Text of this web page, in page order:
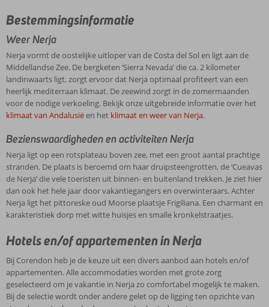
Bestemmingsinformatie
Weer Nerja
Nerja vormt de oostelijke uitloper van de Costa del Sol en ligt aan de
Middellandse Zee. De bergketen ‘Sierra Nevada’ die ca. 2 kilometer
landinwaarts ligt, zorgt ervoor dat Nerja optimaal profiteert van een
heerlijk mediterraan klimaat. De zeewind zorgt in de zomermaanden
voor de nodige verkoeling. Bekijk onze uitgebreide informatie over het
klimaat van Andalusiëen het klimaat en weer van Nerja.
Bezienswaardigheden en activiteiten Nerja
Nerja ligt op een rotsplateau boven zee, met een groot aantal prachtige
stranden. De plaats is beroemd om haar druipsteengrotten, de ‘Cueavas
de Nerja’ die vele toeristen uit binnen- en buitenland trekken. Je ziet hier
dan ook het hele jaar door vakantiegangers en overwinteraars. Achter
Nerja ligt het pittoreske oud Moorse plaatsje Frigiliana. Een charmant en
karakteristiek dorp met witte huisjes en smalle kronkelstraatjes.
Hotels en/of appartementen in Nerja
Bij Corendon heb je de keuze uit een divers aanbod aan hotels en/of
appartementen. Alle accommodaties worden met grote zorg
geselecteerd om je vakantie in Nerja zo comfortabel mogelijk te maken.
Bij de selectie wordt onder andere gelet op de ligging ten opzichte van